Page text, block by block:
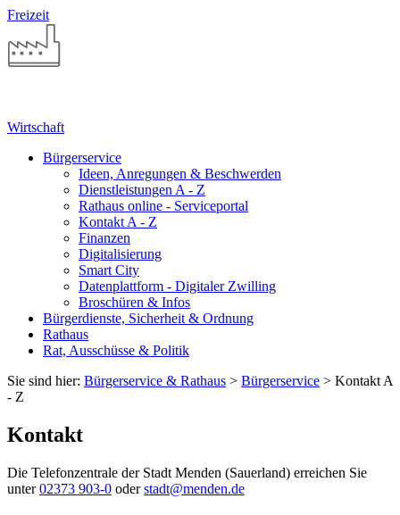
Freizeit
Wirtschaft
Bürgerservice
Ideen, Anregungen & Beschwerden
Dienstleistungen A - Z
Rathaus online - Serviceportal
Kontakt A - Z
Finanzen
Digitalisierung
Smart City
Datenplattform - Digitaler Zwilling
Broschüren & Infos
Bürgerdienste, Sicherheit & Ordnung
Rathaus
Rat, Ausschüsse & Politik
Sie sind hier: Bürgerservice & Rathaus > Bürgerservice > Kontakt A
- Z
Kontakt
Die Telefonzentrale der Stadt Menden (Sauerland) erreichen Sie
unter02373 903-0 oderstadt@menden.de